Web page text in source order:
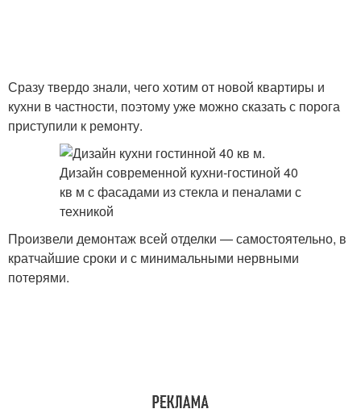
Сразу твердо знали, чего хотим от новой квартиры и
кухни в частности, поэтому уже можно сказать с порога
приступили к ремонту.
Произвели демонтаж всей отделки — самостоятельно, в
кратчайшие сроки и с минимальными нервными
потерями.